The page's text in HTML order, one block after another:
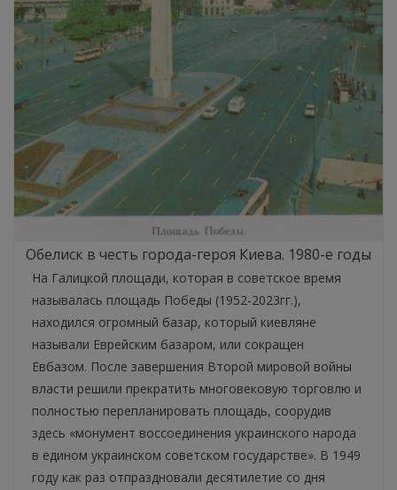
Обелиск в честь города-героя Киева. 1980-е годы
На Галицкой площади, которая в советское время
называлась площадь Победы (1952-2023гг.),
находился огромный базар, который киевляне
называли Еврейским базаром, или сокращен
Евбазом. После завершения Второй мировой войны
власти решили прекратить многовековую торговлю и
полностью перепланировать площадь, соорудив
здесь «монумент воссоединения украинского народа
в едином украинском советском государстве». В 1949
году как раз отпраздновали десятилетие со дня